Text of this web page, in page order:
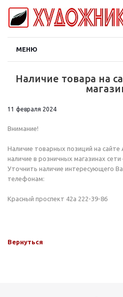
МЕНЮ
Наличие товара на
11 февраля 2024
Внимание!
Наличие товарных позиций на
наличие в розничных магазинах
Уточнить наличие интересующего
телефонам:
Красный проспект 42а 222-39-86
Вернуться